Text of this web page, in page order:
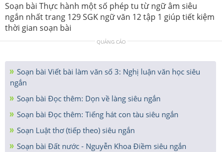
Soạn bài Thực hành một số phép tu từ ngữ âm siêu
ngắn nhất trang 129 SGK ngữ văn 12 tập 1 giúp tiết kiệm
thời gian soạn bài
QUẢNG CÁO
Soạn bài Viết bài làm văn số 3: Nghị luận văn học siêu
ngắn
Soạn bài Đọc thêm: Dọn về làng siêu ngắn
Soạn bài Đọc thêm: Tiếng hát con tàu siêu ngắn
Soạn Luật thơ (tiếp theo) siêu ngắn
Soạn bài Đất nước - Nguyễn Khoa Điềm siêu ngắn